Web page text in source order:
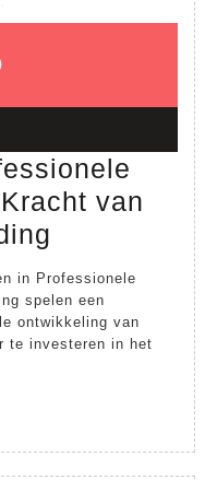
20
2024
van
in
Training
in Professionele
spelen een
ontwikkeling van
te investeren in het